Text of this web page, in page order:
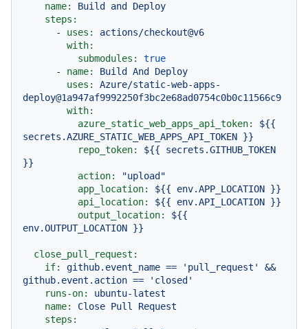
name:
Build and
Deploy
steps:
-
uses:
actions/checkout@v6
with:
submodules:
true
-
name: Build And
Deploy
uses:
Azure/static-web-apps-
deploy@1a947af9992250f3bc2e68ad0754c0b0c11566c9
with:
azure_static_web_apps_api_token:
${{
secrets.AZURE_STATIC_WEB_APPS_API_TOKEN }}
repo_token:
${{
secrets.GITHUB_TOKEN
}}
action:
"upload"
app_location:
${{ env.APP_LOCATION }}
api_location:
${{ env.API_LOCATION }}
output_location:
${{
env.OUTPUT_LOCATION }}
close_pull_request:
if:
github.event_name == 'pull_request'
&&
github.event.action ==
'closed'
runs-on:
ubuntu-latest
name:
Close Pull
Request
steps: